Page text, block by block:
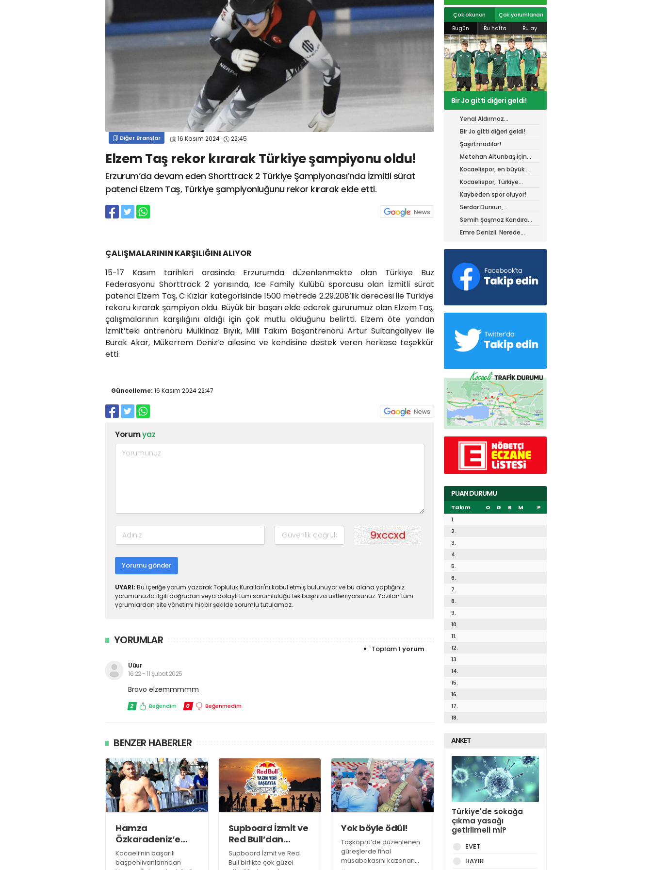
gülspor41
cengiz
#erdem övüç #gençlerbirliği
eleke #lua lua #barış alıcı
#
erdem övüç
#
kocaelispor
spor41
#kocaelispor #gökhan
değirmenci
mert cengiz
#engin koyun
gülspor41
#kocaelispor
cengiz
#erdem övüç
#eleke #lua lua
metin diyadinspor41
kocaelispor
Diğer Branşlar 16 Kasım 2024 22:45
Elzem Taş rekor kırarak Türkiye şampiyonu oldu!
Erzurum’da devam eden Shorttrack 2 Türkiye Şampiyonası’nda İzmitli sürat
patenci Elzem Taş, Türkiye şampiyonluğunu rekor kırarak elde etti.
ÇALIŞMALARININ KARŞILIĞINI ALIYOR
15-17 Kasım tarihleri arasinda Erzurumda düzenlenmekte olan Türkiye Buz
Federasyonu Shorttrack 2 yarısında, Ice Family Kulübü sporcusu olan İzmitli sürat
patenci Elzem Taş, C Kızlar kategorisinde 1500 metrede 2.29.208’lik derecesi ile Türkiye
rekoru kırarak şampiyon oldu. Büyük bir başarı elde ederek gururumuz olan Elzem Taş,
çalışmalarının karşılığını aldığı için çok mutlu olduğunu belirtti. Elzem öte yandan
İzmit’teki antrenörü Mülkinaz Bıyık, Milli Takım Başantrenörü Artur Sultangaliyev ile
Burak Akar, Mükerrem Deniz’e ailesine ve kendisine destek veren herkese teşekkür
etti.
Güncelleme: 16 Kasım 2024 22:47
Yorumyaz
Yorumu gönder
UYARI: Bu içeriğe yorum yazarak Topluluk Kuralları'nı kabul etmiş bulunuyor ve bu alana yaptığınız
yorumunuzla ilgili doğrudan veya dolaylı tüm sorumluluğu tek başınıza üstleniyorsunuz. Yazılan tüm
yorumlardan site yönetimi hiçbir şekilde sorumlu tutulamaz.
YORUMLAR
Toplam1 yorum
Uüur
16:22 - 11 Şubat 2025
Bravo elzemmmmm
2 Beğendim 0 Beğenmedim
BENZER HABERLER
Hamza
Özkaradeniz’e
yapılan yanlışın
haddi hesabı yok!
Kocaeli’nin başarılı
başpehlivanlarından
Supboard İzmit ve
Red Bull’dan
şahane etkinlik!
Supboard İzmit ve Red
Bull birlikte çok güzel
Yok böyle ödül!
Taşköprü’de düzenlenen
güreşlerde final
müsabakasını kazanan
Çok okunan
Çok yorumlanan
Bugün
Bu hafta Bu ay
Bir Jo gitti diğeri geldi!
Yenal Aldırmaz
Kocaelispor’da!
Bir Jo gitti diğeri geldi!
Şaşırtmadılar!
Metehan Altunbaş için
resmi açıklama bekleniyor
Kocaelispor, en büyük
gücü taraftarı ile
buluşuyor!
Kocaelispor, Türkiye
Kupası'ndaki ilk maçını
hangi turda oynayacak?
Kaybeden spor oluyor!
Serdar Dursun,
Kocaelispor’dan 15 dikişlik
iz ile ayrıldı!
Semih Şaşmaz Kandıra
Gençlerbirliği’nde devam
dedi!
Emre Denizli: Nerede
PUAN DURUMU
Takım O G B M
P
1.
2.
3.
4.
5.
6.
7.
8.
9.
10.
11.
12.
13.
14.
15.
16.
17.
18.
ANKET
Türkiye'de sokağa
çıkma yasağı
getirilmeli mi?
EVET
HAYIR
info@spor41.com